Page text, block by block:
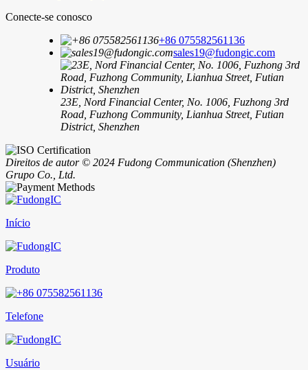
Conecte-se conosco
+86 075582561136
sales19@fudongic.com
23E, Nord Financial Center, No. 1006, Fuzhong 3rd
Road, Fuzhong Community, Lianhua Street, Futian
District, Shenzhen
Direitos de autor © 2024 Fudong Communication (Shenzhen)
Grupo Co., Ltd.
Início
Produto
Telefone
Usuário